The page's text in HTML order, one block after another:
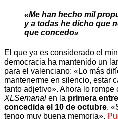
«Me han hecho mil
y a todas he dicho que
que concedo»
El que ya es considerado el
democracia ha mantenido un
para el valenciano: «Lo más
mantenerme en silencio, estar
tanto adjetivo». Ahora lo rompe
XLSemanal en la primera
concedida el 10 de octubre.
tengo muy buena memoria».